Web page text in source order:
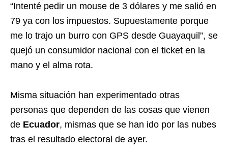
“Intenté pedir un mouse de 3 dólares y me salió en
79 ya con los impuestos. Supuestamente porque
me lo trajo un burro con GPS desde Guayaquil”, se
quejó un consumidor nacional con el ticket en la
mano y el alma rota.
Misma situación han experimentado otras
personas que dependen de las cosas que vienen
de Ecuador, mismas que se han ido por las nubes
tras el resultado electoral de ayer.